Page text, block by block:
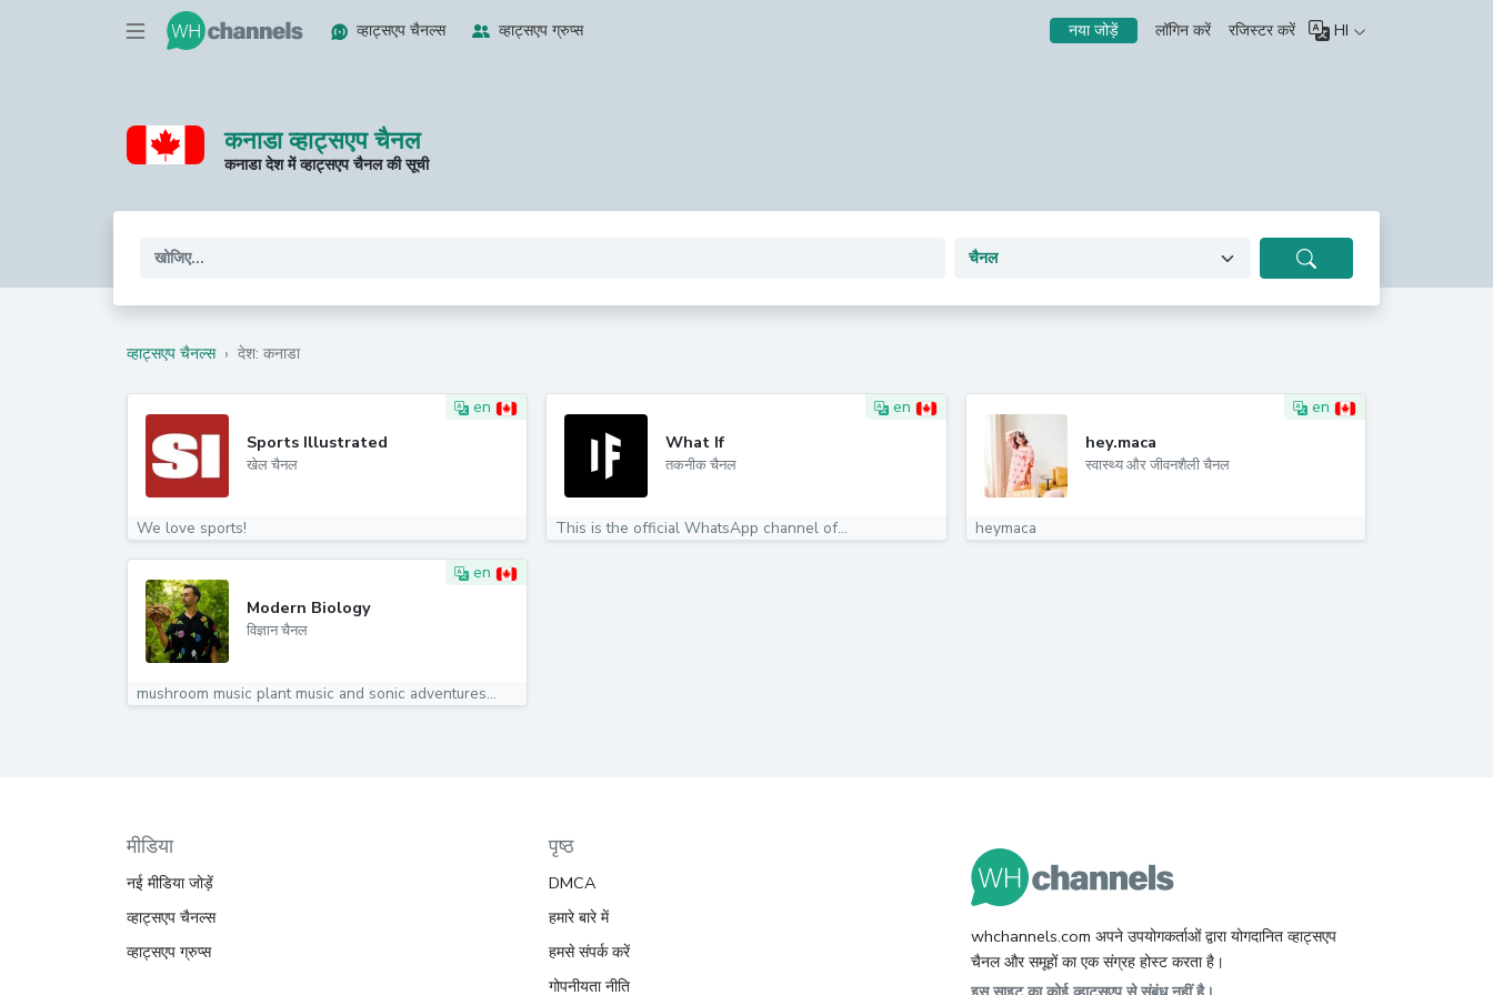
व्हाट्सएप चैनल्स व्हाट्सएप ग्रुप्स नया जोड़ें लॉगिन करें रजिस्टर करें HI
कनाडा व्हाट्सएप चैनल
कनाडा देश में व्हाट्सएप चैनल की सूची
व्हाट्सएप चैनल्स › देश: कनाडा
en
Sports Illustrated
खेल चैनल
We love sports!
en
What If
तकनीक चैनल
This is the official WhatsApp channel of...
en
hey.maca
स्वास्थ्य और जीवनशैली चैनल
heymaca
en
Modern Biology
विज्ञान चैनल
mushroom music plant music and sonic adventures...
मीडिया
नई मीडिया जोड़ें
व्हाट्सएप चैनल्स
व्हाट्सएप ग्रुप्स
पृष्ठ
DMCA
हमारे बारे में
हमसे संपर्क करें
गोपनीयता नीति
whchannels.com अपने उपयोगकर्ताओं द्वारा योगदानित व्हाट्सएप
चैनल और समूहों का एक संग्रह होस्ट करता है।